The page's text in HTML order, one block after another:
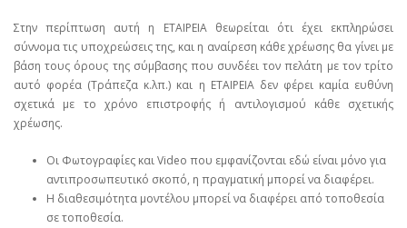
Στην περίπτωση αυτή η ΕΤΑΙΡΕΙΑ θεωρείται ότι έχει εκπληρώσει
σύννομα τις υποχρεώσεις της, και η αναίρεση κάθε χρέωσης θα γίνει με
βάση τους όρους της σύμβασης που συνδέει τον πελάτη με τον τρίτο
αυτό φορέα (Τράπεζα κ.λπ.) και η ΕΤΑΙΡΕΙΑ δεν φέρει καμία ευθύνη
σχετικά με το χρόνο επιστροφής ή αντιλογισμού κάθε σχετικής
χρέωσης.
Οι Φωτογραφίες και Video που εμφανίζονται εδώ είναι μόνο για
αντιπροσωπευτικό σκοπό, η πραγματική μπορεί να διαφέρει.
Η διαθεσιμότητα μοντέλου μπορεί να διαφέρει από τοποθεσία
σε τοποθεσία.